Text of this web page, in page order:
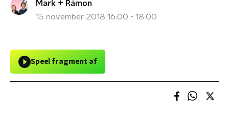
Mark + Rámon
15 november 2018 16:00 - 18:00
Speel fragment af